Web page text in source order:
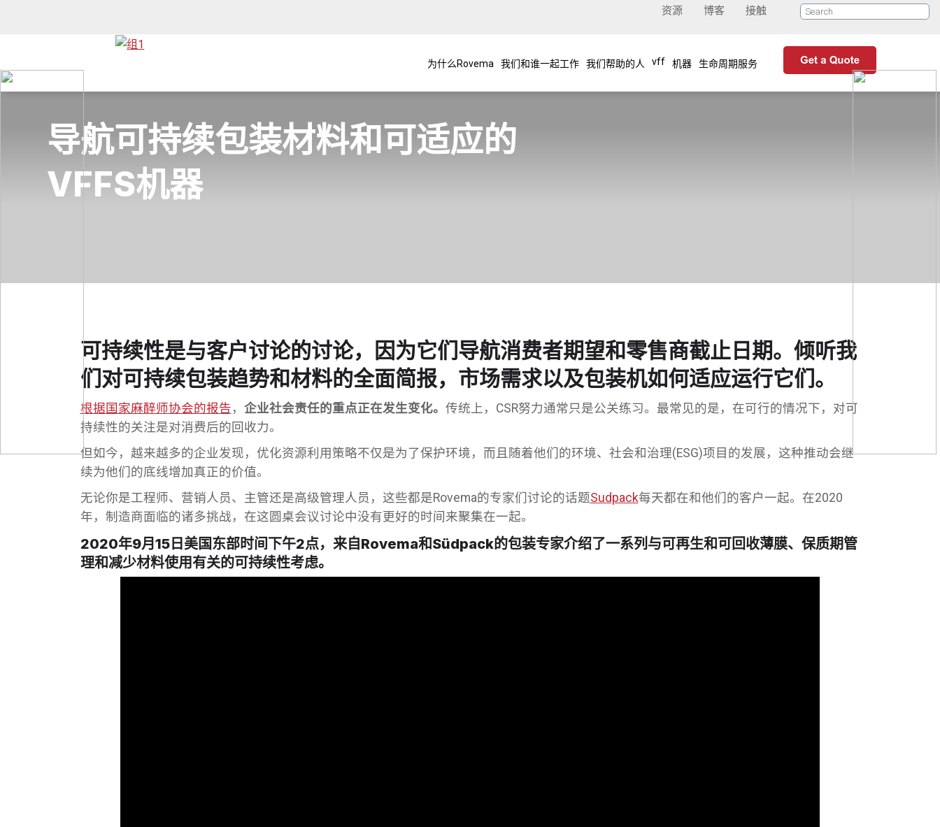
资源 博客 接触
为什么Rovema 我们和谁一起工作 我们帮助的人 vff 机器 生命周期服务
导航可持续包装材料和可适应的
VFFS机器
可持续性是与客户讨论的讨论，因为它们导航消费者期望和零售商截止日期。倾听我
们对可持续包装趋势和材料的全面简报，市场需求以及包装机如何适应运行它们。
根据国家麻醉师协会的报告 ， 企业社会责任的重点正在发生变化。 传统上，CSR努力通常只是公关练习。最常见的是，在可行的情况下，对可
持续性的关注是对消费后的回收力。
但如今，越来越多的企业发现，优化资源利用策略不仅是为了保护环境，而且随着他们的环境、社会和治理(ESG)项目的发展，这种推动会继
续为他们的底线增加真正的价值。
无论你是工程师、营销人员、主管还是高级管理人员，这些都是Rovema的专家们讨论的话题Sudpack每天都在和他们的客户一起。在2020
年，制造商面临的诸多挑战，在这圆桌会议讨论中没有更好的时间来聚集在一起。
2020年9月15日美国东部时间下午2点，来自Rovema和Südpack的包装专家介绍了一系列与可再生和可回收薄膜、保质期管
理和减少材料使用有关的可持续性考虑。